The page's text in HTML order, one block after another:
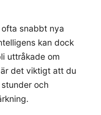
snabbt nya
kan dock
uttråkade om
det viktigt att du
och